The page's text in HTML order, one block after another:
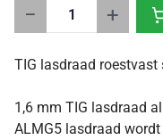
1,6 mm TIG lasdraad
ALMG5 lasdraad
− +
TIG lasdraad